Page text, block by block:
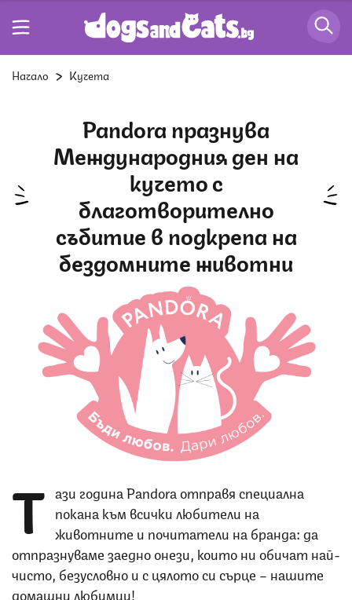
Начало Кучета
Pandora празнува
Международния ден на
кучето с
благотворително
събитие в подкрепа на
бездомните животни
Т ази година Pandora отправя специална
покана към всички любители на
животните и почитатели на бранда: да
отпразнуваме заедно онези, които ни обичат най-
чисто, безусловно и с цялото си сърце – нашите
домашни любимци!